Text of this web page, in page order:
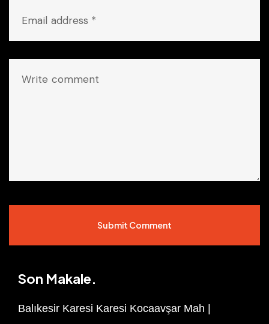
Submit Comment
Son Makale.
Balıkesir Karesi Karesi Kocaavşar Mah |